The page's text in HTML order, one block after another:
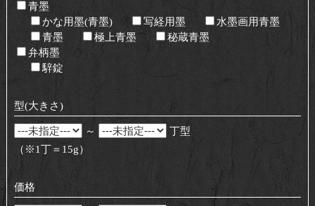
青墨
かな用墨(青墨)
写経用墨
水墨画用青墨
青墨
極上青墨
秘蔵青墨
弁柄墨
騂錠
型(大きさ)
～
丁型
（※1丁＝15g）
価格